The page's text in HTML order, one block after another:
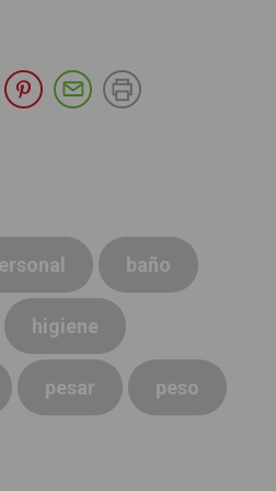
en Facebook
en Twitter
Compartir en Google Plus
Compartir en Pinterest
Compartir por E-
baño
higiene
pesar peso